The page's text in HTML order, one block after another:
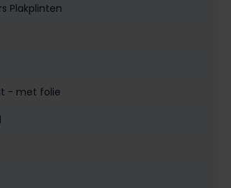
Plakplinten
- met folie